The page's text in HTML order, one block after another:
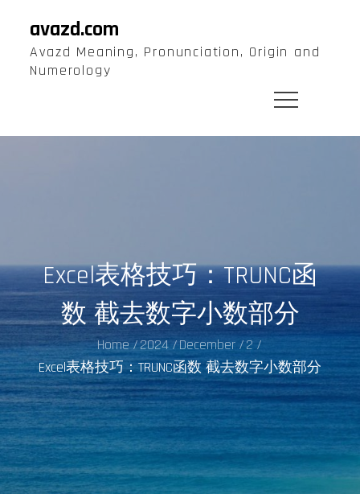
content
avazd.com
Avazd Meaning, Pronunciation, Origin and
Numerology
Excel表格技巧：TRUNC函
数 截去数字小数部分
Home 2024 December
2
Excel表格技巧：TRUNC函数 截去数字小数部分